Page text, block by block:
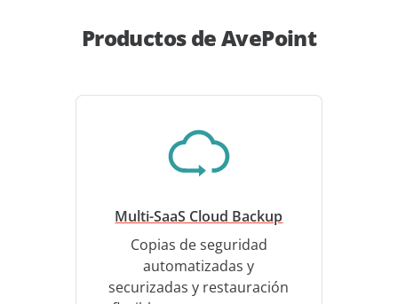
Productos de AvePoint
Multi-SaaS Cloud Backup
Copias de seguridad
automatizadas y
securizadas y restauración